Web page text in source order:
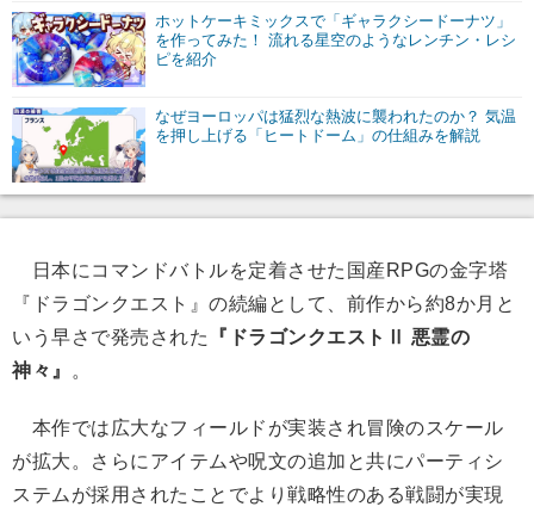
ホットケーキミックスで「ギャラクシードーナツ」
を作ってみた！ 流れる星空のようなレンチン・レシ
ピを紹介
なぜヨーロッパは猛烈な熱波に襲われたのか？ 気温
を押し上げる「ヒートドーム」の仕組みを解説
日本にコマンドバトルを定着させた国産RPGの金字塔
『ドラゴンクエスト』の続編として、前作から約8か月と
いう早さで発売された
『 ドラゴンクエスト
Ⅱ 悪霊の
神々』
。
本作では広大なフィールドが実装され冒険のスケール
が拡大。さらにアイテムや呪文の追加と共にパーティシ
ステムが採用されたことでより戦略性のある戦闘が実現